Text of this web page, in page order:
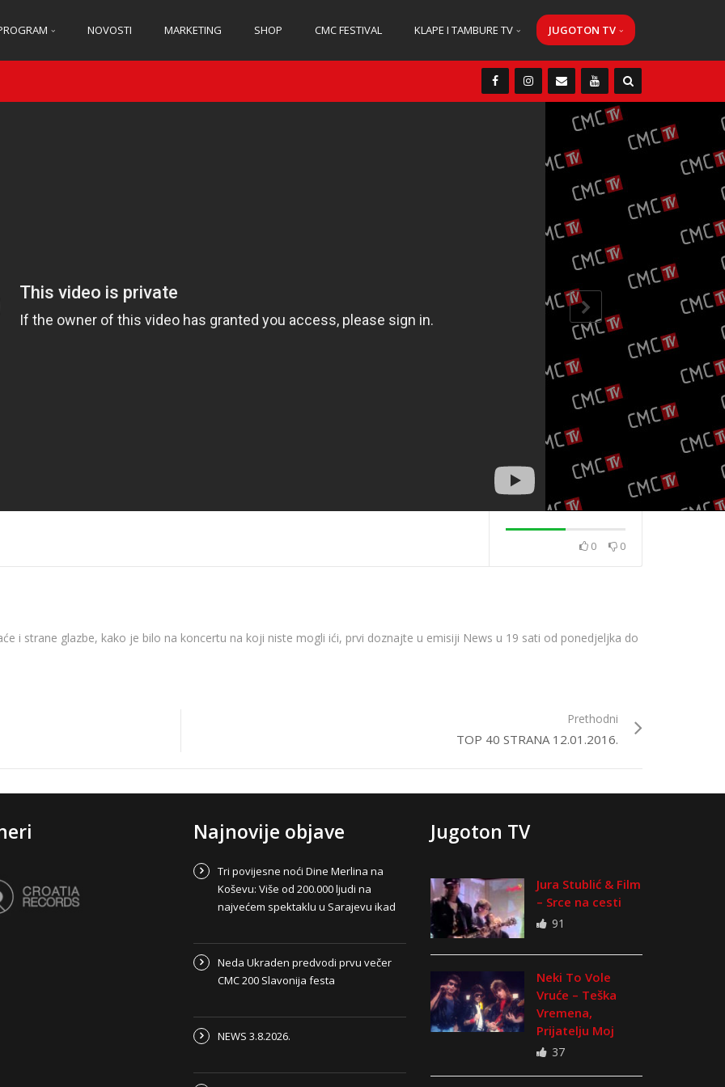
NOVOSTI MARKETING SHOP CMC FESTIVAL KLAPE I TAMBURE TV JUGOTON TV
0 0
i strane glazbe, kako je bilo na koncertu na koji niste mogli ići, prvi doznajte u emisiji News u 19 sati od ponedjeljka do
Prethodni
TOP 40 STRANA 12.01.2016.
Najnovije objave
Tri povijesne noći Dine Merlina na
Koševu: Više od 200.000 ljudi na
najvećem spektaklu u Sarajevu ikad
Neda Ukraden predvodi prvu večer
CMC 200 Slavonija festa
NEWS 3.8.2026.
Jugoton TV
Jura Stublić & Film
– Srce na cesti
91
Neki To Vole
Vruće – Teška
Vremena,
Prijatelju Moj
37